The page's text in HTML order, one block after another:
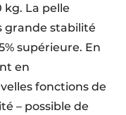
La pelle
grande stabilité
supérieure. En
en
fonctions de
– possible de